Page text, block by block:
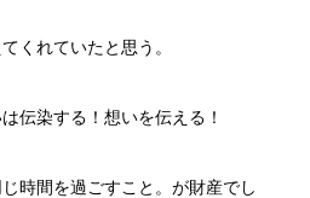
くれていたと思う。
伝染する！想いを伝える！
時間を過ごすこと。が財産でし